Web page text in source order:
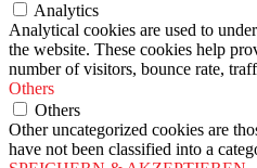
Analytics
Analytical cookies are used to
the website. These cookies help
number of visitors, bounce rate,
Others
Others
Other uncategorized cookies are
have not been classified into a